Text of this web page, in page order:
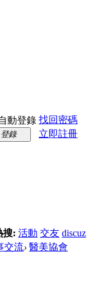
動登錄 找回密碼
登錄 立即註冊
搜: 活動 交友 discuz
交流› 醫美協會